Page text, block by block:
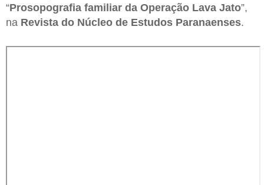
“Prosopografia familiar da Operação Lava Jato”,
na Revista do Núcleo de Estudos Paranaenses.